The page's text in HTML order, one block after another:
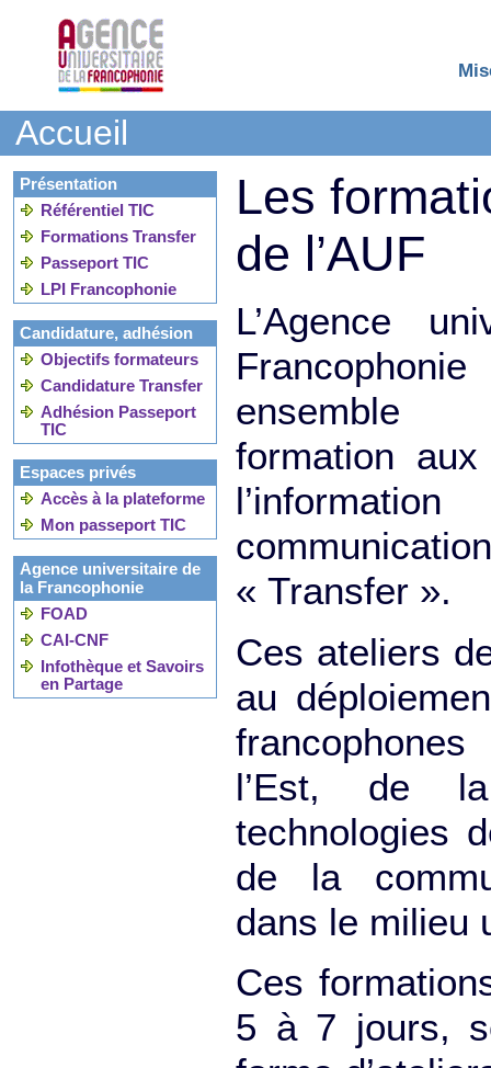
Accueil
Présentation
Référentiel TIC
Formations Transfer
Passeport TIC
LPI Francophonie
Candidature, adhésion
Objectifs formateurs
Candidature Transfer
Adhésion Passeport
TIC
Espaces privés
Accès à la plateforme
Mon passeport TIC
Agence universitaire de
la Francophonie
FOAD
CAI-CNF
Infothèque et Savoirs
en Partage
Les
de l’AUF
L’Agence
ensemble
formation
« Transfer ».
Ces ateliers
au
l’Est, de
technologies
de la
dans le milieu
Ces
5 à 7 jours,